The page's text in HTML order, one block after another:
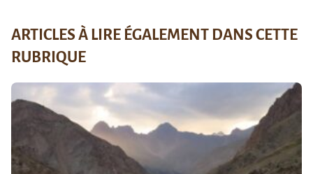
ARTICLES À LIRE ÉGALEMENT DANS CETTE
RUBRIQUE